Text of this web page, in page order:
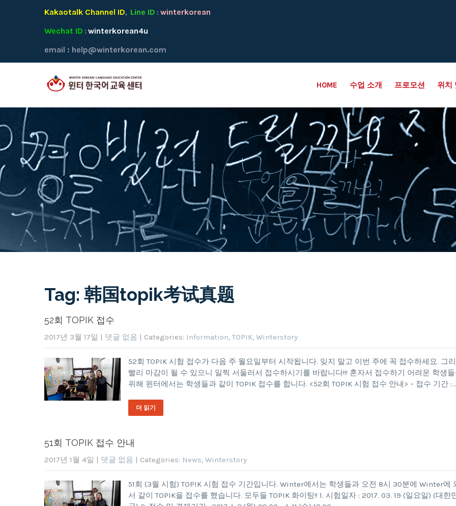
Kakaotalk Channel ID, Line ID : winterkorean
Wechat ID : winterkorean4u
email : help@winterkorean.com
HOME 수업 소개 프로모션 위치
Tag: 韩国topik考试真题
52회 TOPIK 접수
2017년 3월 17일 | 댓글 없음 | Categories: Information,TOPIK, Winterstory
52회 TOPIK 시험 접수가 다음 주 월요일부터 시작됩니다. 잊지 말고 이번 주에 꼭 접수하세요. 그
빨리 마감이 될 수 있으니 일찍 서둘러서 접수하시기를 바랍니다!!! 혼자서 접수하기 어려운 학생
위해 윈터에서는 학생들과 같이 TOPIK 접수를 합니다. <52회 TOPIK 시험 접수 안내> – 접수 기간 :…
더 읽기
51회 TOPIK 접수 안내
2017년 1월 4일 | 댓글 없음 | Categories: News, Winterstory
51회 (3월 시험) TOPIK 시험 접수 기간입니다. Winter에서는 학생들과 오전 8시 30분에 Winter에
서 같이 TOPIK을 접수를 했습니다. 모두들 TOPIK 화이팅!! 1. 시험일자 : 2017. 03. 19 (일요일) (대한